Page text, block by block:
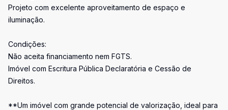
Projeto com excelente aproveitamento de espaço e
iluminação.
Condições:
Não aceita financiamento nem FGTS.
Imóvel com Escritura Pública Declaratória e Cessão de
Direitos.
**Um imóvel com grande potencial de valorização, ideal para